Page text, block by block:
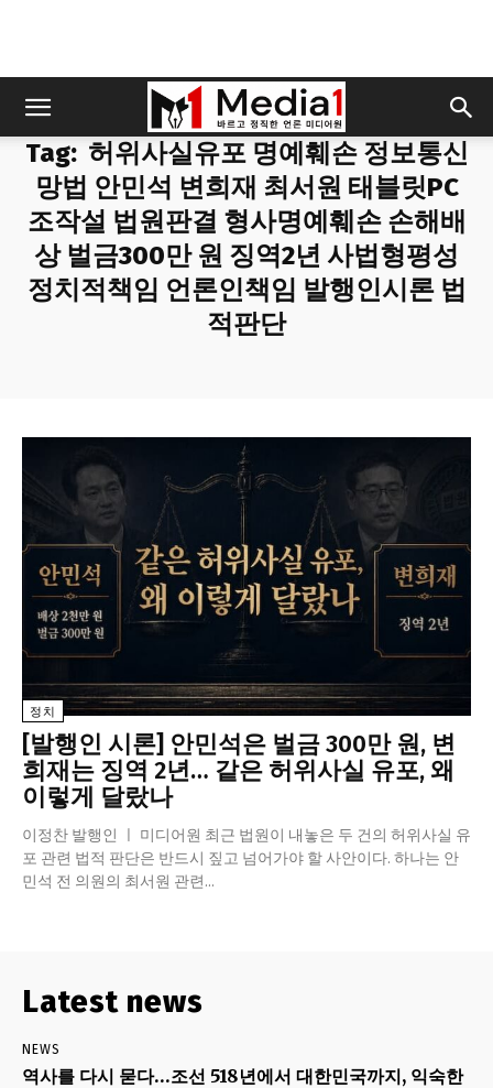
Tag: 허위사실유포 명예훼손 정보통신
망법 안민석 변희재 최서원 태블릿PC
조작설 법원판결 형사명예훼손 손해배
상 벌금300만 원 징역2년 사법형평성
정치적책임 언론인책임 발행인시론 법
적판단
정치
[발행인 시론] 안민석은 벌금 300만 원, 변
희재는 징역 2년… 같은 허위사실 유포, 왜
이렇게 달랐나
이정찬 발행인 ㅣ 미디어원 최근 법원이 내놓은 두 건의 허위사실 유
포 관련 법적 판단은 반드시 짚고 넘어가야 할 사안이다. 하나는 안
민석 전 의원의 최서원 관련...
Latest news
NEWS
역사를 다시 묻다…조선 518년에서 대한민국까지, 익숙한